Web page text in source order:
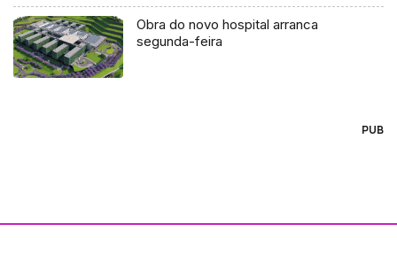
Obra do novo hospital arranca
segunda-feira
PUB